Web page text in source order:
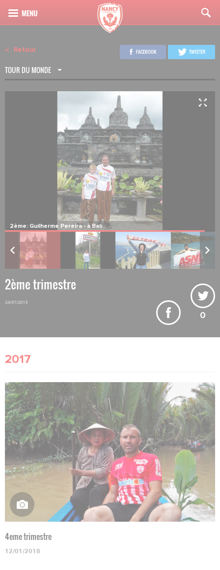
Retour
TOUR DU MONDE
FACEBOOK TWEETER
3ème: Arnaud Katsler - à Asnelles
2ème trimestre
24/07/2013
0
2017
4eme trimestre
12/01/2018